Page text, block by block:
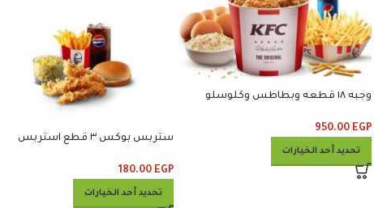
وجبه ١٨ قطعه وبطاطس وكلوسلو
950.00 EGP
تحديد أحد الخيارات
ستربس بوكس ٣ قطع استربس
180.00 EGP
تحديد أحد الخيارات